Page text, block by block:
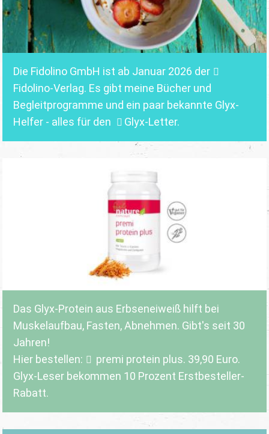
Die Fidolino GmbH ist ab Januar 2026 der
Fidolino-Verlag. Es gibt meine Bücher und
Begleitprogramme und ein paar bekannte Glyx-
Helfer - alles für den
Glyx-Letter.
Das Glyx-Protein aus Erbseneiweiß hilft bei
Muskelaufbau, Fasten, Abnehmen. Gibt's seit 30
Jahren!
Hier bestellen:
premi protein plus. 39,90 Euro.
Glyx-Leser bekommen 10 Prozent Erstbesteller-
Rabatt.